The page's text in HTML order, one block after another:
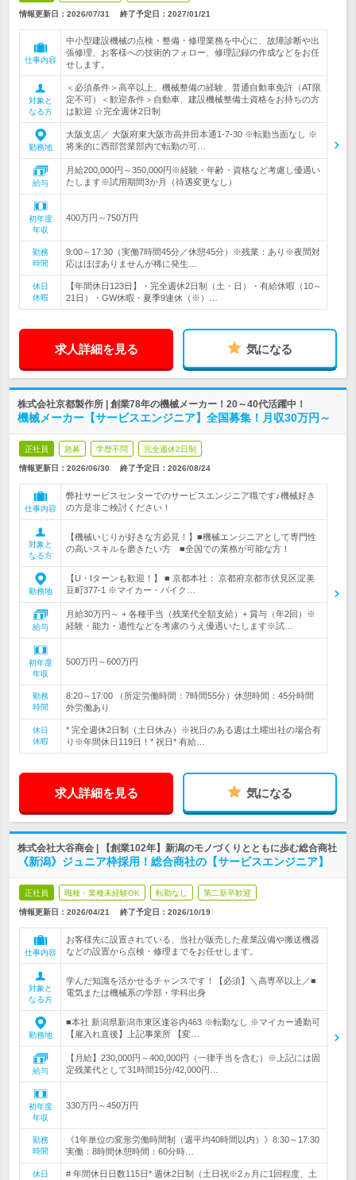
情報更新日：2026/07/31 終了予定日： 2027/01/21
仕事内容
中小型建設機械の点検・整備・修理業務を中心に、故障診断や出
張修理、お客様への技術的フォロー、修理記録の作成などをお任
せします。
対象と
なる方
＜必須条件＞高卒以上、機械整備の経験、普通自動車免許（AT限
定不可）＜歓迎条件＞自動車、建設機械整備士資格をお持ちの方
は歓迎 ☆完全週休2日制
勤務地
大阪支店／ 大阪府東大阪市高井田本通1-7-30 ※転勤当面なし ※
将来的に西部営業部内で転勤の可…
給与
月給200,000円～350,000円※経験・年齢・資格など考慮し優遇い
たします※試用期間3か月（待遇変更なし）
初年度
年収
400万円～750万円
勤務
時間
9:00～17:30（実働7時間45分／休憩45分）※残業：あり※夜間対
応はほぼありませんが稀に発生…
休日
休暇
【年間休日123日】・完全週休2日制（土・日）・有給休暇（10～
21日）・GW休暇・夏季9連休（※）…
求人詳細を見る 気になる
株式会社京都製作所 | 創業78年の機械メーカー！20～40代活躍中！
機械メーカー【サービスエンジニア】全国募集！月収30万円～
正社員 急募 学歴不問 完全週休2日制
情報更新日：2026/06/30 終了予定日： 2026/08/24
仕事内容
弊社サービスセンターでのサービスエンジニア職です♪機械好き
の方是非ご検討ください！
対象と
なる方
【機械いじりが好きな方必見！】■機械エンジニアとして専門性
の高いスキルを磨きたい方 ■全国での業務が可能な方！
勤務地
【U・Iターンも歓迎！】 ■ 京都本社： 京都府京都市伏見区淀美
豆町377-1 ※マイカー・バイク…
給与
月給30万円～ + 各種手当（残業代全額支給）+ 賞与（年2回）※
経験・能力・適性などを考慮のうえ優遇いたします※試…
初年度
年収
500万円～600万円
勤務
時間
8:20～17:00 （所定労働時間：7時間55分）休憩時間：45分時間
外労働あり
休日
休暇
* 完全週休2日制（土日休み）※祝日のある週は土曜出社の場合有
り※年間休日119日！* 祝日* 有給…
求人詳細を見る 気になる
株式会社大谷商会 | 【創業102年】新潟のモノづくりとともに歩む総合商社
《新潟》ジュニア枠採用！総合商社の【サービスエンジニア】
正社員 職種・業種未経験OK 転勤なし 第二新卒歓迎
情報更新日：2026/04/21 終了予定日： 2026/10/19
仕事内容
お客様先に設置されている、当社が販売した産業設備や搬送機器
などの設置から点検・修理までをお任せします。
対象と
なる方
学んだ知識を活かせるチャンスです！【必須】＼高専卒以上／■
電気または機械系の学部・学科出身
勤務地
■本社 新潟県新潟市東区逢谷内463 ※転勤なし ※マイカー通勤可
【雇入れ直後】上記事業所 【変…
給与
【月給】230,000円～400,000円（一律手当を含む）※上記には固
定残業代として31時間15分/42,000円…
初年度
年収
330万円～450万円
勤務
時間
《1年単位の変形労働時間制（週平均40時間以内）》8:30～17:30
実働：8時間休憩時間：60分時…
休日
# 年間休日日数115日* 週休2日制（土日祝※2ヵ月に1回程度、土